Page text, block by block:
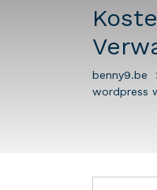
benny9.be
wordpress